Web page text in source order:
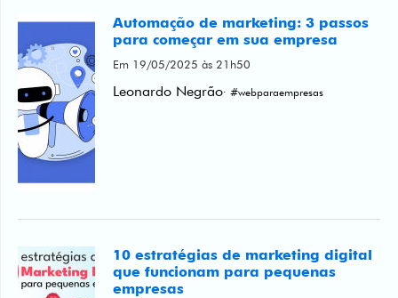
Automação de marketing: 3 passos
para começar em sua empresa
Em 19/05/2025 às 21h50
Leonardo Negrão· #webparaempresas
10 estratégias de marketing digital
que funcionam para pequenas
empresas